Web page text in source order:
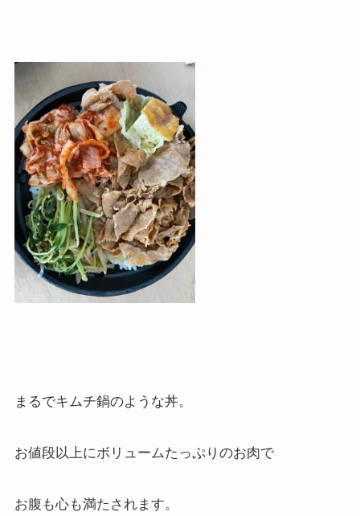
まるでキムチ鍋のような丼。
お値段以上にボリュームたっぷりのお肉で
お腹も心も満たされます。